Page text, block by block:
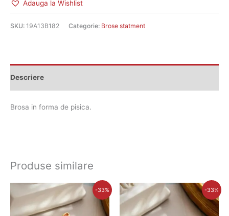
Adauga la Wishlist
SKU: 19A13B182 Categorie: Brose statment
Descriere
Brosa in forma de pisica.
Produse similare
-33%
Prețul
a
fost:
Prețul
curent
este:
30,00 lei.
-33%
Prețul
inițial
a
fost:
Prețul
curent
este:
30,00 lei.